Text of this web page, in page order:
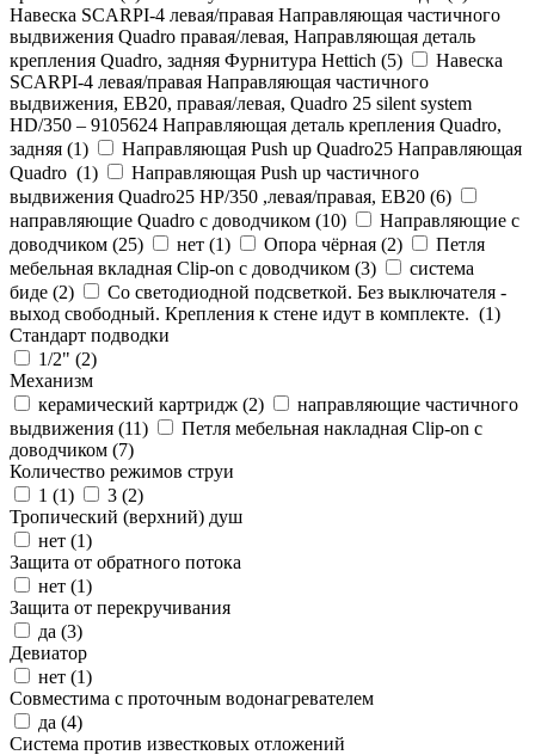
Навеска SCARPI-4 левая/правая Направляющая частичного
выдвижения Quadro правая/левая, Направляющая деталь
крепления Quadro, задняя Фурнитура Hettich (5)
Навеска
SCARPI-4 левая/правая Направляющая частичного
выдвижения, ЕВ20, правая/левая, Quadro 25 silent system
HD/350 – 9105624 Направляющая деталь крепления Quadro,
задняя (1)
Направляющая Push up Quadro25 Направляющая
Quadro (1)
Направляющая Push up частичного
выдвижения Quadro25 НР/350 ,левая/правая, ЕВ20 (6)
направляющие Quadro с доводчиком (10)
Направляющие с
доводчиком (25) нет (1) Опора чёрная (2)
Петля
мебельная вкладная Clip-on с доводчиком (3)
система
биде (2)
Со светодиодной подсветкой. Без выключателя -
выход свободный. Крепления к стене идут в комплекте. (1)
Стандарт подводки
1/2" (2)
Механизм
керамический картридж (2)
направляющие частичного
выдвижения (11)
Петля мебельная накладная Clip-on с
доводчиком (7)
Количество режимов струи
1 (1) 3 (2)
Тропический (верхний) душ
нет (1)
Защита от обратного потока
нет (1)
Защита от перекручивания
да (3)
Девиатор
нет (1)
Совместима с проточным водонагревателем
да (4)
Система против известковых отложений